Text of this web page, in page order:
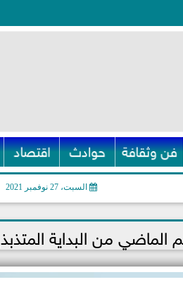
فن وثقافة حوادث اقتصاد
السبت، 27 نوفمبر 2021
من البداية